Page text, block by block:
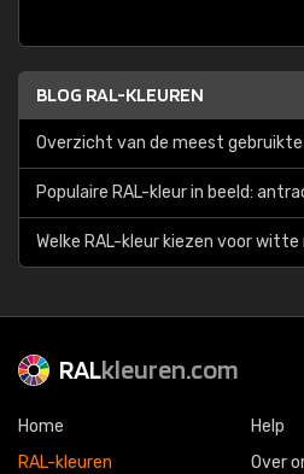
BLOG RAL-KLEUREN
Overzicht van de meest gebruikte
Populaire RAL-kleur in beeld:
Welke RAL-kleur kiezen voor
RALkleuren.com
Home
RAL-kleuren
Help
Over